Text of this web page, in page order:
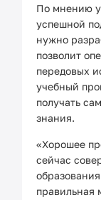
По мнению
успешной
нужно
позволит
передовых
учебный
получать
знания.
«Хорошее
сейчас
правильная